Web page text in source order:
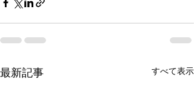
最新記事 すべて表示